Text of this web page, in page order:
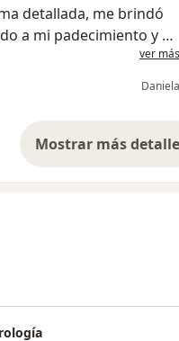
detallada, me brindó
a mi padecimiento y su
ver más
Daniela
Mostrar mássobre la